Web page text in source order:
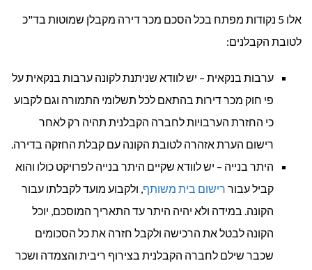
אלו 5 נקודות מפתח בכל הסכם מכר דירה מקבלן שמוטות בד"כ
לטובת הקבלנים:
ערבות בנקאית – יש לוודא שניתנת לקונה ערבות בנקאית על
פי חוק מכר דירות בהתאם לכל תשלומי התמורה וגם לקבוע
כי החזרת הערבויות לחברה הקבלנית תהיה רק לאחר
רישום הערת אזהרה לטובת הקונה עם קבלת החזקה בדירה.
היתר בנייה – יש לוודא שקיים היתר בנייה לפרויקט כולו והוא
קביל עבור רישום בית משותף, ולקבוע מועד לקבלתו עבור
הקונה. במידה ולא יהיה היתר עד התאריך המוסכם, יוכל
הקונה לבטל את הרכישה ולקבל חזרה את כל הסכומים
שכבר שילם לחברה הקבלנית בצירוף ריבית והצמדה ושכר